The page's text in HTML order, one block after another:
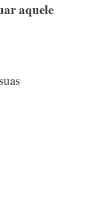
aquele